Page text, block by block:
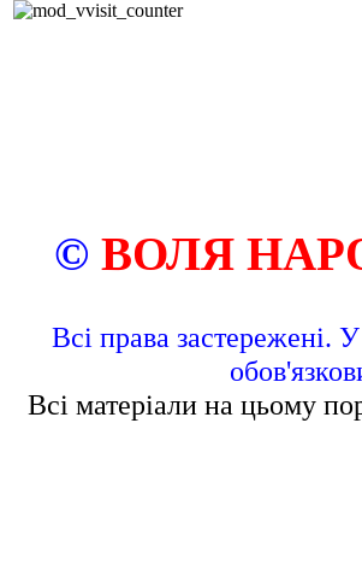
© ВОЛЯ
Всі права застережені.
Всі матеріали на цьому